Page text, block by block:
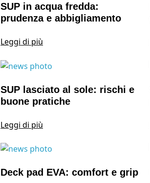
SUP in acqua fredda:
prudenza e abbigliamento
Leggi di più
SUP lasciato al sole: rischi e
buone pratiche
Leggi di più
Deck pad EVA: comfort e grip